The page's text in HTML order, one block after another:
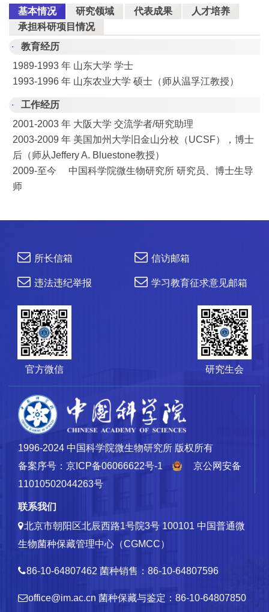
基本情况 研究领域 代表成果
人才培养
承担科研项目情况
教育经历
1989-1993 年 山东大学 学士
1993-1996 年 山东农业大学 硕士（师从温孚江教授）
工作经历
2001-2003 年 大阪大学 交流学者/研究助理
2003-2009 年 美国加州大学旧金山分校（UCSF），博士
后（师从Jeffery A. Bluestone教授）
2009-至今 中国科学院微生物研究所 研究员、博士生导
师
所长信箱 信访邮箱
违法违纪举报 学习教育征求意见邮箱
官方微信 研究生会
1996-2024 中国科学院微生物研究所 版权所有
备案序号：京ICP备06066622号-1
京公网安备
11010502044263号
联系我们
北京市朝阳区北辰西路1号院3号 100101 中国普通微
生物菌种保藏管理中心（CGMCC）
86-10-64807462 菌种销售：86-10-64807596
office@im.ac.cn 菌种保藏与鉴定：86-10-64807850